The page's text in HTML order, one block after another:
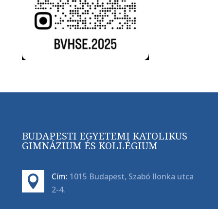
BUDAPESTI EGYETEMI KATOLIKUS
GIMNÁZIUM ÉS KOLLÉGIUM
 Cím: 1015 Budapest, Szabó Ilonka utca
2-4.